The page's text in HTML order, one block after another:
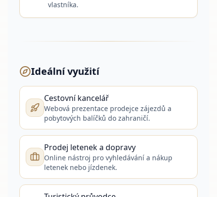
vlastníka.
Ideální využití
Cestovní kancelář
Webová prezentace prodejce zájezdů a
pobytových balíčků do zahraničí.
Prodej letenek a dopravy
Online nástroj pro vyhledávání a nákup
letenek nebo jízdenek.